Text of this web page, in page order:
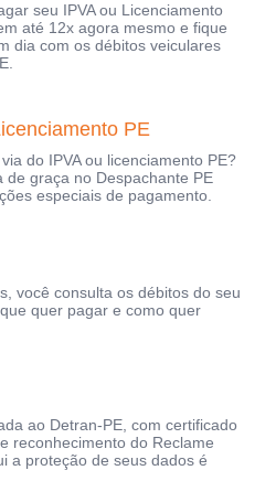
seu IPVA ou Licenciamento
até 12x agora mesmo e fique
dia com os débitos veiculares
PE
do IPVA ou licenciamento PE?
de graça no Despachante PE
especiais de pagamento.
você consulta os débitos do seu
quer pagar e como quer
ao Detran-PE, com certificado
reconhecimento do Reclame
a proteção de seus dados é